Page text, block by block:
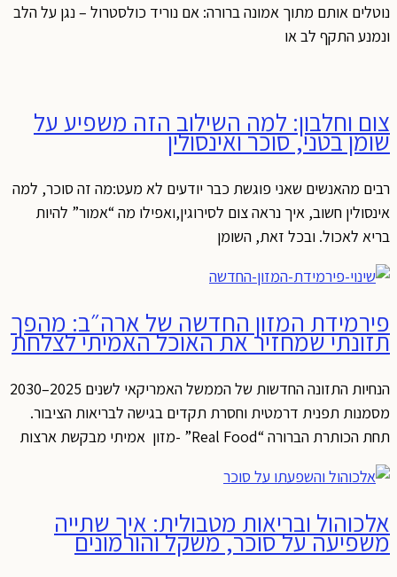
נוטלים אותם מתוך אמונה ברורה: אם נוריד כולסטרול – נגן על הלב
ונמנע התקף לב או
צום וחלבון: למה השילוב הזה משפיע על
שומן בטני, סוכר ואינסולין
רבים מהאנשים שאני פוגשת כבר יודעים לא מעט:מה זה סוכר, למה
אינסולין חשוב, איך נראה צום לסירוגין,ואפילו מה “אמור” להיות
בריא לאכול. ובכל זאת, השומן
פירמידת המזון החדשה של ארה״ב: מהפך
תזונתי שמחזיר את האוכל האמיתי לצלחת
הנחיות התזונה החדשות של הממשל האמריקאי לשנים 2025–2030
מסמנות תפנית דרמטית וחסרת תקדים בגישה לבריאות הציבור.
תחת הכותרת הברורה “Real Food” -מזון אמיתי מבקשת ארצות
אלכוהול ובריאות מטבולית: איך שתייה
משפיעה על סוכר, משקל והורמונים